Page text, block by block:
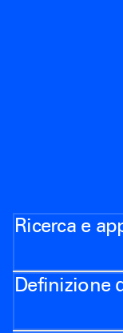
Ricerca e
Definizione